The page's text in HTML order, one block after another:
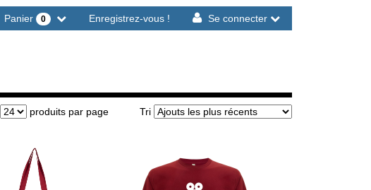
Enregistrez-vous ! Se connecter
Panier 0
produits par page Tri